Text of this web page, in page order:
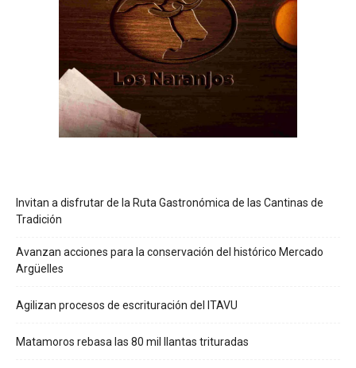
Invitan a disfrutar de la Ruta Gastronómica de las Cantinas de
Tradición
Avanzan acciones para la conservación del histórico Mercado
Argüelles
Agilizan procesos de escrituración del ITAVU
Matamoros rebasa las 80 mil llantas trituradas